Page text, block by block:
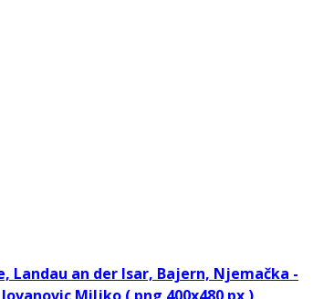
Landau an der Isar, Bajern, Njemačka -